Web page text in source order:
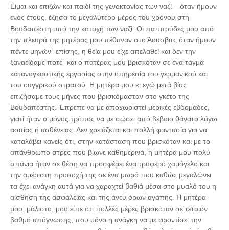
Είμαι και επιζών και παιδί της γενοκτονίας των ναζί – όταν ήμουν
ενός έτους, έζησα το μεγαλύτερο μέρος του χρόνου στη
Βουδαπέστη υπό την κατοχή των ναζί. Οι παππούδες μου από
την πλευρά της μητέρας μου πέθαναν στο Άουσβιτς όταν ήμουν
πέντε μηνών˙ επίσης, η θεία μου είχε απελαθεί και δεν την
ξαναείδαμε ποτέ˙ και ο πατέρας μου βρισκόταν σε ένα τάγμα
καταναγκαστικής εργασίας στην υπηρεσία του γερμανικού και
του ουγγρικού στρατού. Η μητέρα μου κι εγώ μετά βίας
επιζήσαμε τους μήνες που βρισκόμασταν στο γκέτο της
Βουδαπέστης. Έπρεπε να με αποχωριστεί μερικές εβδομάδες,
γιατί ήταν ο μόνος τρόπος να με σώσει από βέβαιο θάνατο λόγω
ασιτίας ή ασθένειας. Δεν χρειάζεται και πολλή φαντασία για να
καταλάβει κανείς ότι, στην κατάσταση που βρισκόταν και με το
απάνθρωπο στρες που βίωνε καθημερινά, η μητέρα μου πολύ
σπάνια ήταν σε θέση να προσφέρει ένα τρυφερό χαμόγελο και
την αμέριστη προσοχή της σε ένα μωρό που καθώς μεγαλώνει
τα έχει ανάγκη αυτά για να χαραχτεί βαθιά μέσα στο μυαλό του η
αίσθηση της ασφάλειας και της άνευ όρων αγάπης. Η μητέρα
μου, μάλιστα, μου είπε ότι πολλές μέρες βρισκόταν σε τέτοιον
βαθμό απόγνωσης, που μόνο η ανάγκη να με φροντίσει την